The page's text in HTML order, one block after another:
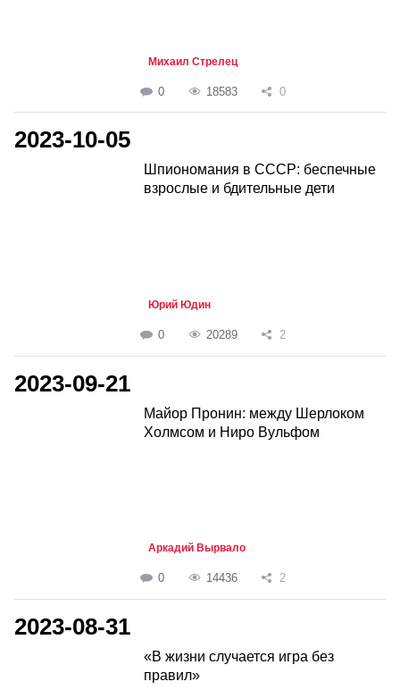
Михаил Стрелец
0 18583 0
2023-10-05
Шпиономания в СССР: беспечные
взрослые и бдительные дети
Юрий Юдин
0 20289 2
2023-09-21
Майор Пронин: между Шерлоком
Холмсом и Ниро Вульфом
Аркадий Вырвало
0 14436 2
2023-08-31
«В жизни случается игра без
правил»